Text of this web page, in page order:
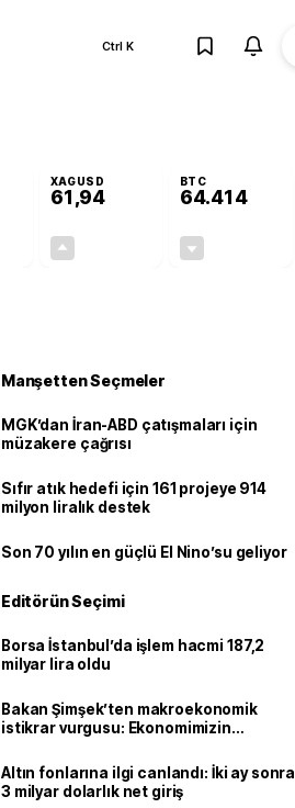
Ctrl K
XAGUSD
61,94
BTC
64.414
Manşetten Seçmeler
MGK’dan İran-ABD çatışmaları için
müzakere çağrısı
Sıfır atık hedefi için 161 projeye 914
milyon liralık destek
Son 70 yılın en güçlü El Nino’su geliyor
Editörün Seçimi
Borsa İstanbul’da işlem hacmi 187,2
milyar lira oldu
Bakan Şimşek’ten makroekonomik
istikrar vurgusu: Ekonomimizin
Altın fonlarına ilgi canlandı: İki ay sonra
3 milyar dolarlık net giriş